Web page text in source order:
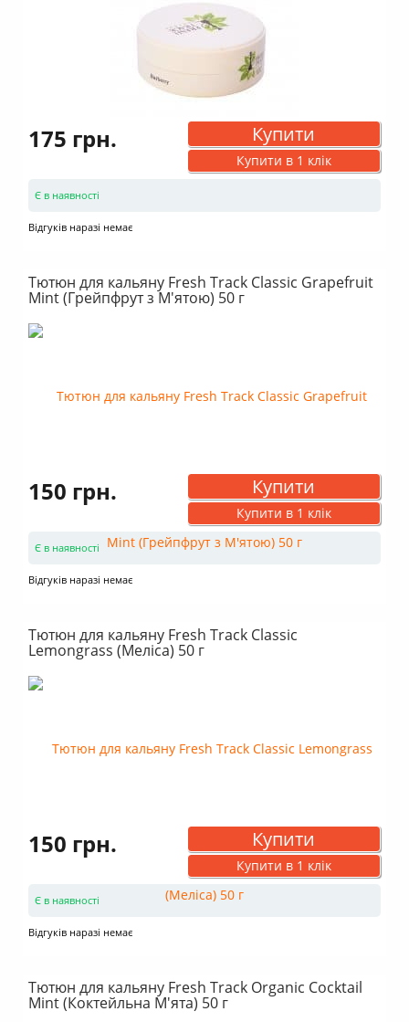
175 грн. Купити
Купити в 1 клік
Є в наявності
Відгуків наразі немає
Тютюн для кальяну Fresh Track Classic Grapefruit
Mint (Грейпфрут з М'ятою) 50 г
150 грн. Купити
Купити в 1 клік
Є в наявності
Відгуків наразі немає
Тютюн для кальяну Fresh Track Classic
Lemongrass (Меліса) 50 г
150 грн. Купити
Купити в 1 клік
Є в наявності
Відгуків наразі немає
Тютюн для кальяну Fresh Track Organic Cocktail
Mint (Коктейльна М'ята) 50 г